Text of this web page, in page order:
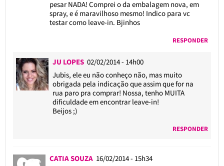
pesar NADA! Comprei o da embalagem nova, em
spray, e é maravilhoso mesmo! Indico para vc
testar como leave-in. Bjinhos
RESPONDER
JU LOPES 02/02/2014 - 14h00
Jubis, ele eu não conheço não, mas muito
obrigada pela indicação que assim que for na
rua paro pra comprar! Nossa, tenho MUITA
dificuldade em encontrar leave-in!
Beijos ;)
RESPONDER
CATIA SOUZA 16/02/2014 - 15h34